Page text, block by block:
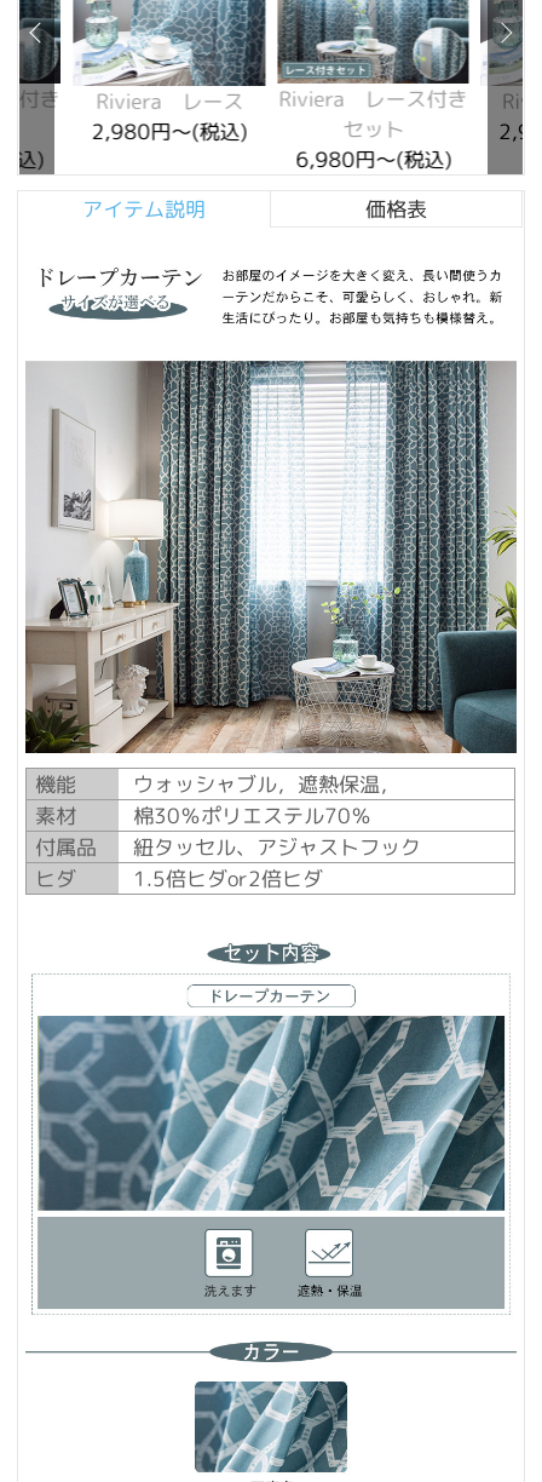
付き
込)
Riviera レース
2,980円～(税込)
Riviera レース付き
セット
6,980円～(税込)
アイテム説明 価格表
機能
ウォッシャブル，遮熱保温，
素材
棉30％ポリエステル70％
付属品
紐タッセル、アジャストフック
ヒダ
1.5倍ヒダor2倍ヒダ